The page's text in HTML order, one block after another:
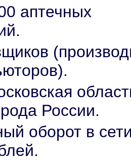
аптечных
России.
оборот в